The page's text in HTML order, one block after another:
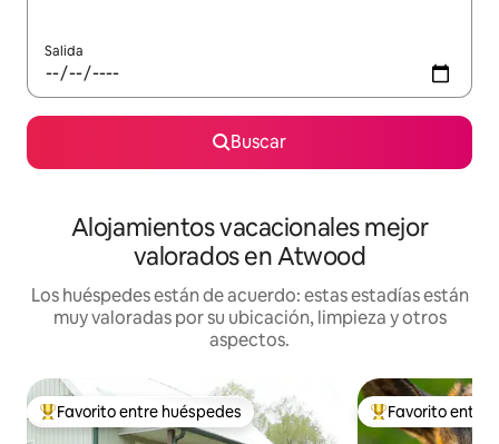
Salida
Buscar
Alojamientos vacacionales mejor
valorados en Atwood
Los huéspedes están de acuerdo: estas estadías están
muy valoradas por su ubicación, limpieza y otros
aspectos.
Favorito entre huéspedes preferido
Favorito entre huéspedes Favorito entre
Favorito entre